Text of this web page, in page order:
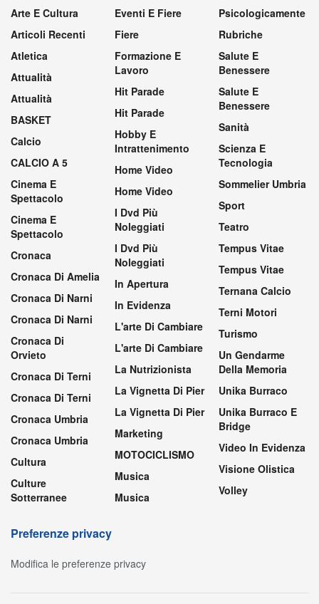
Arte E Cultura
Articoli Recenti
Atletica
Attualità
Attualità
BASKET
Calcio
CALCIO A 5
Cinema E
Spettacolo
Cinema E
Spettacolo
Cronaca
Cronaca Di Amelia
Cronaca Di Narni
Cronaca Di Narni
Cronaca Di
Orvieto
Cronaca Di Terni
Cronaca Di Terni
Cronaca Umbria
Cronaca Umbria
Cultura
Culture
Sotterranee
Eventi E Fiere
Fiere
Formazione E
Lavoro
Hit Parade
Hit Parade
Hobby E
Intrattenimento
Home Video
Home Video
I Dvd Più
Noleggiati
I Dvd Più
Noleggiati
In Apertura
In Evidenza
L'arte Di Cambiare
L'arte Di Cambiare
La Nutrizionista
La Vignetta Di Pier
La Vignetta Di Pier
Marketing
MOTOCICLISMO
Musica
Musica
Psicologicamente
Rubriche
Salute E
Benessere
Salute E
Benessere
Sanità
Scienza E
Tecnologia
Sommelier Umbria
Sport
Teatro
Tempus Vitae
Tempus Vitae
Ternana Calcio
Terni Motori
Turismo
Un Gendarme
Della Memoria
Unika Burraco
Unika Burraco E
Bridge
Video In Evidenza
Visione Olistica
Volley
Preferenze privacy
Modifica le preferenze privacy